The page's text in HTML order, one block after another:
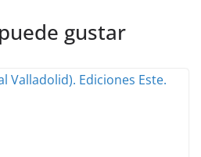
gustar